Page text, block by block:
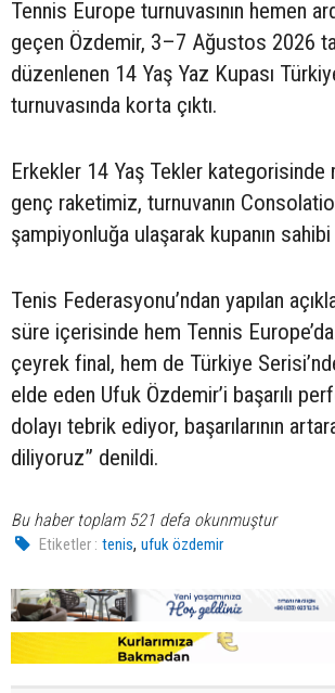
Tennis Europe turnuvasının hemen
geçen Özdemir, 3–7 Ağustos 2026
düzenlenen 14 Yaş Yaz Kupası
turnuvasında korta çıktı.
Erkekler 14 Yaş Tekler kategorisinde
genç raketimiz, turnuvanın
şampiyonluğa ulaşarak kupanın
Tenis Federasyonu’ndan yapılan
süre içerisinde hem Tennis
çeyrek final, hem de Türkiye
elde eden Ufuk Özdemir’i başarılı
dolayı tebrik ediyor, başarılarının
diliyoruz” denildi.
Bu haber toplam 521 defa okunmuştur
Etiketler : tenis,ufuk özdemir